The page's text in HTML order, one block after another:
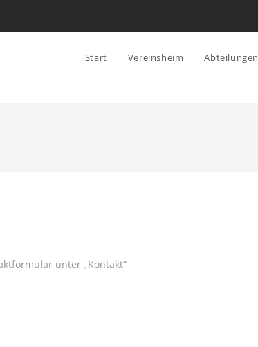
Start Vereinsheim
unter „Kontakt“